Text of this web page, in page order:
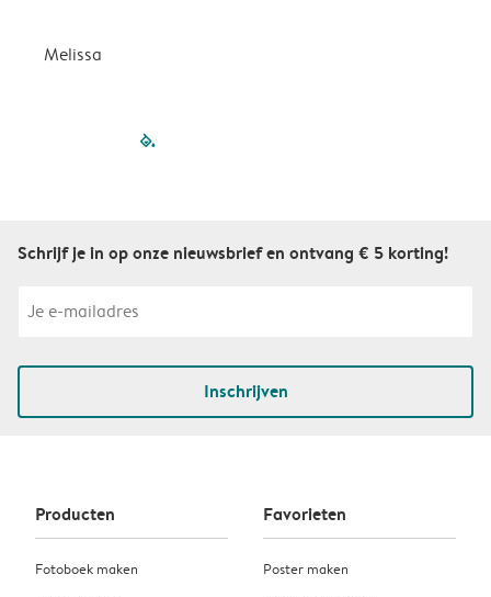
Melissa
filled-pagination
Schrijf je in op onze nieuwsbrief en ontvang € 5 korting!
Inschrijven
Producten
Fotoboek maken
Favorieten
Poster maken